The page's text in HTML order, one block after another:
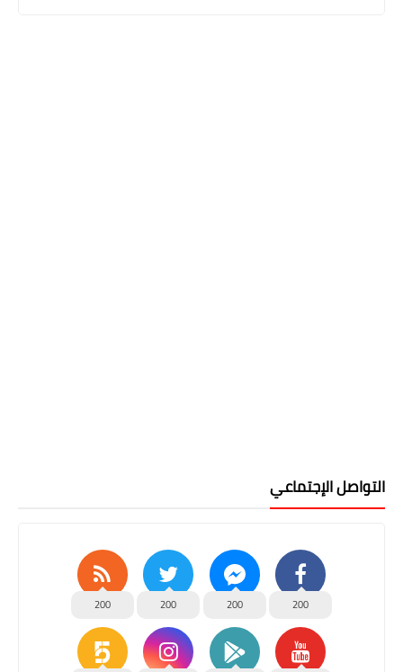
التواصل الإجتماعي
200
200
200
200